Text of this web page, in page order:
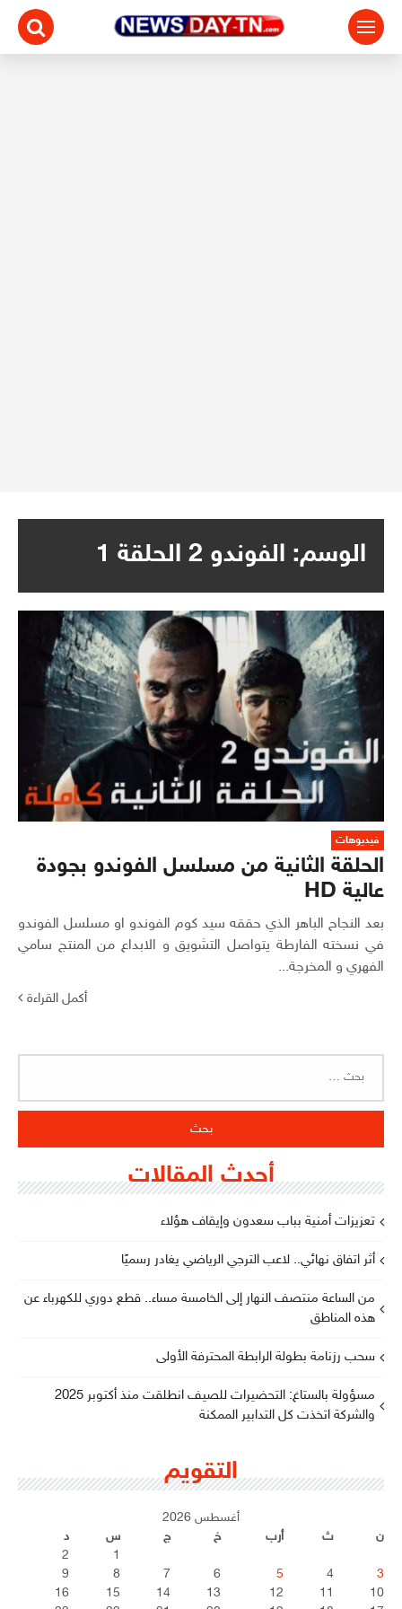
الوسم: الفوندو 2 الحلقة 1
فيديوهات
الحلقة الثانية من مسلسل الفوندو بجودة
عالية HD
بعد النجاح الباهر الذي حققه سيد كوم الفوندو او مسلسل الفوندو
في نسخته الفارطة يتواصل التشويق و الابداع من المنتج سامي
الفهري و المخرجة...
أكمل القراءة
أحدث المقالات
تعزيزات أمنية بباب سعدون وإيقاف هؤلاء
أثر اتفاق نهائي.. لاعب الترجي الرياضي يغادر رسميًا
من الساعة منتصف النهار إلى الخامسة مساء.. قطع دوري للكهرباء عن
هذه المناطق
سحب رزنامة بطولة الرابطة المحترفة الأولى
مسؤولة بالستاغ: التحضيرات للصيف انطلقت منذ أكتوبر 2025
والشركة اتخذت كل التدابير الممكنة
التقويم
أغسطس 2026
ن
ث أرب خ ج س
د
1
2
3
4
5
6
7
8
9
10
11
12
13
14
15
16